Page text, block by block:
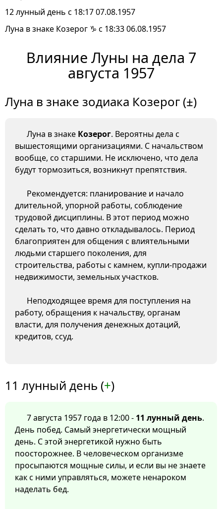
12 лунный день с 18:17 07.08.1957
Луна в знаке Козерог ♑ с 18:33 06.08.1957
Влияние Луны на дела 7
августа 1957
Луна в знаке зодиака Козерог (±)
Луна в знаке Козерог. Вероятны дела с
вышестоящими организациями. С начальством
вообще, со старшими. Не исключено, что дела
будут тормозиться, возникнут препятствия.
Рекомендуется: планирование и начало
длительной, упорной работы, соблюдение
трудовой дисциплины. В этот период можно
сделать то, что давно откладывалось. Период
благоприятен для общения с влиятельными
людьми старшего поколения, для
строительства, работы с камнем, купли-продажи
недвижимости, земельных участков.
Неподходящее время для поступления на
работу, обращения к начальству, органам
власти, для получения денежных дотаций,
кредитов, ссуд.
11 лунный день (+)
7 августа 1957 года в 12:00 - 11 лунный день.
День побед. Самый энергетически мощный
день. С этой энергетикой нужно быть
поосторожнее. В человеческом организме
просыпаются мощные силы, и если вы не знаете
как с ними управляться, можете ненароком
наделать бед.